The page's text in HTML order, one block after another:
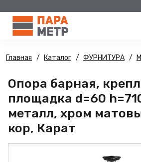
Главная Каталог ФУРНИТУРА
Опора барная,
площадка d=60
металл, хром
кор, Карат